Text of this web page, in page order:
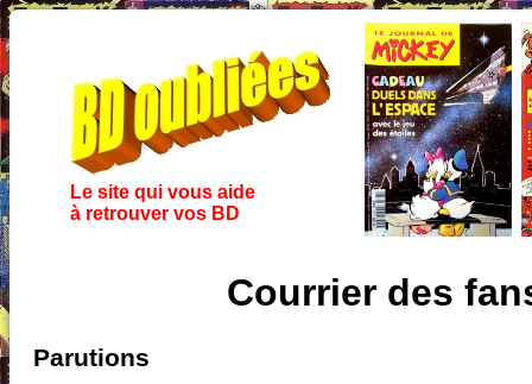
Le site qui vous aide
à retrouver vos BD
Courrier des
Parutions